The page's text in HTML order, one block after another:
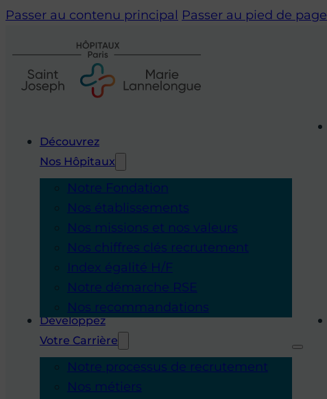
Passer au contenu principal Passer au pied de page
Découvrez
Nos Hôpitaux
Notre Fondation
Nos établissements
Nos missions et nos valeurs
Nos chiffres clés recrutement
Index égalité H/F
Notre démarche RSE
Nos recommandations
Développez
Votre Carrière
Notre processus de recrutement
Nos métiers